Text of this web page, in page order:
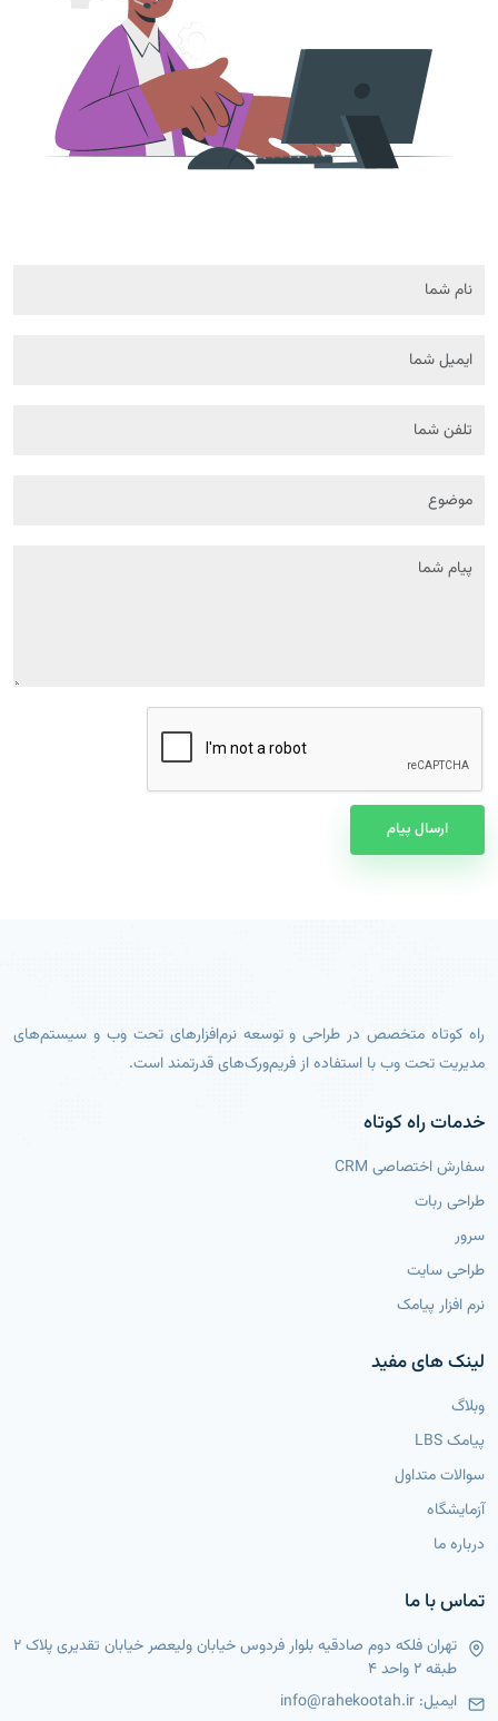
ارسال پیام
راه کوتاه متخصص در طراحی و توسعه نرم‌افزارهای تحت وب و سیستم‌های
مدیریت تحت وب با استفاده از فریم‌ورک‌های قدرتمند است.
خدمات راه کوتاه
سفارش اختصاصی CRM
طراحی ربات
سرور
طراحی سایت
نرم افزار پیامک
لینک های مفید
وبلاگ
پیامک LBS
سوالات متداول
آزمایشگاه
درباره ما
تماس با ما
تهران فلکه دوم صادقیه بلوار فردوس خیابان ولیعصر خیابان تقدیری پلاک 2
طبقه 2 واحد 4
ایمیل: info@rahekootah.ir